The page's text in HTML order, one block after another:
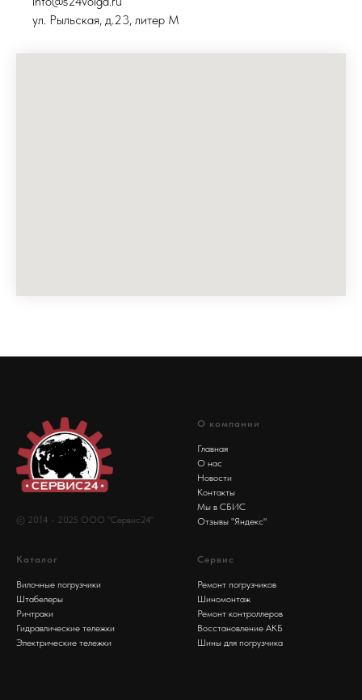
ул. Рыльская, д.23, литер М
© 2014 - 2025 ООО "Сервис24"
О компании
Главная
О нас
Новости
Контакты
Мы в СБИС
Отзывы "Яндекс"
Каталог
Вилочные погрузчики
Штабелеры
Ричтраки
Гидравлические тележки
Электрические тележки
Сервис
Ремонт погрузчиков
Шиномонтаж
Ремонт контроллеров
Восстановление АКБ
Шины для погрузчика